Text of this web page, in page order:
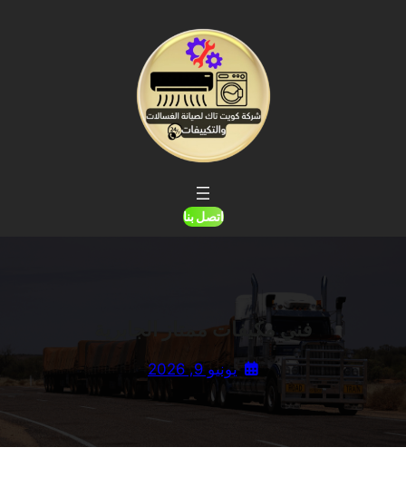
اتصل بنا
فني مكيفات ممتاز الجابرية
يونيو 9, 2026